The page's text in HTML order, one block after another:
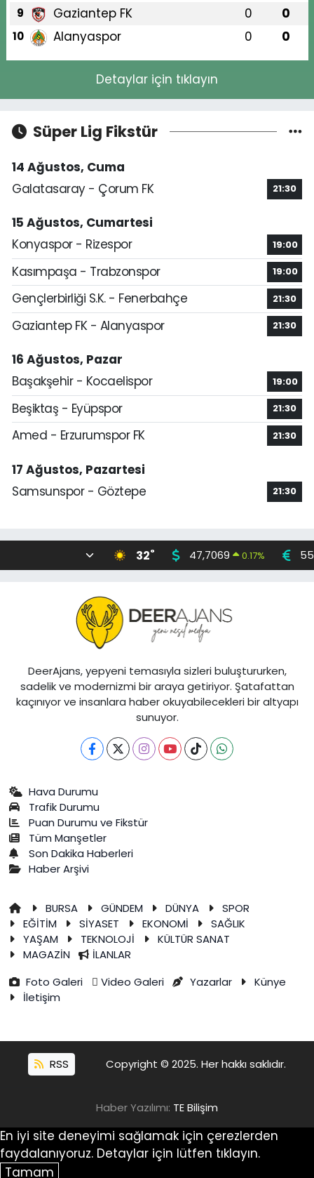
9 Gaziantep FK 0 0
10 Alanyaspor 0 0
Detaylar için tıklayın
Süper Lig Fikstür
14 Ağustos, Cuma
Galatasaray - Çorum FK
21:30
15 Ağustos, Cumartesi
Konyaspor - Rizespor
19:00
Kasımpaşa - Trabzonspor 19:00
Gençlerbirliği S.K. - Fenerbahçe 21:30
Gaziantep FK - Alanyaspor 21:30
16 Ağustos, Pazar
Başakşehir - Kocaelispor
19:00
Beşiktaş - Eyüpspor 21:30
Amed - Erzurumspor FK 21:30
17 Ağustos, Pazartesi
Samsunspor - Göztepe
21:30
32° 47,7069 0.17%
DeerAjans, yepyeni temasıyla sizleri buluştururken,
sadelik ve modernizmi bir araya getiriyor. Şatafattan
kaçınıyor ve insanlara haber okuyabilecekleri bir altyapı
sunuyor.
Hava Durumu
Trafik Durumu
Puan Durumu ve Fikstür
Tüm Manşetler
Son Dakika Haberleri
Haber Arşivi
BURSA GÜNDEM DÜNYA
SPOR
EĞİTİM
SİYASET EKONOMİ
SAĞLIK
YAŞAM
TEKNOLOJİ
KÜLTÜR SANAT
MAGAZİN
İLANLAR
Foto Galeri
Video Galeri Yazarlar
Künye
İletişim
RSS Copyright © 2025. Her hakkı saklıdır.
Haber Yazılımı: TE Bilişim
En iyi site deneyimi sağlamak için çerezlerden
faydalanıyoruz. Detaylar için lütfen tıklayın.
Tamam